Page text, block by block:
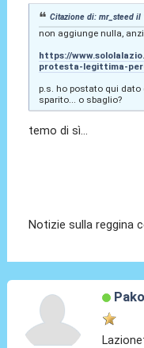
Citazione di: mr_steed il
non aggiunge nulla,
https://
protesta-legittima-
p.s. ho postato qui
sparito... o sbaglio?
temo di sì...
Notizie sulla reggina